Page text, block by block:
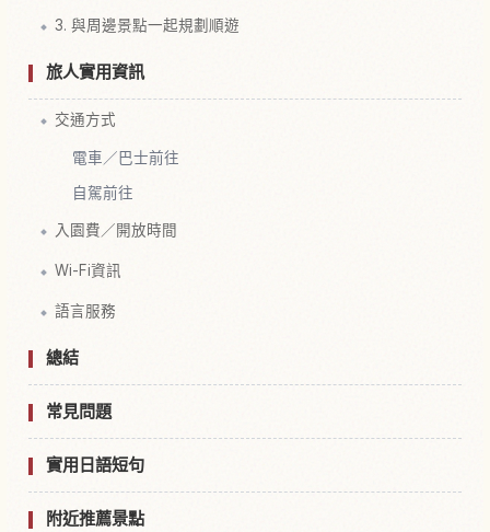
3. 與周邊景點一起規劃順遊
旅人實用資訊
交通方式
電車／巴士前往
自駕前往
入園費／開放時間
Wi-Fi資訊
語言服務
總結
常見問題
實用日語短句
附近推薦景點